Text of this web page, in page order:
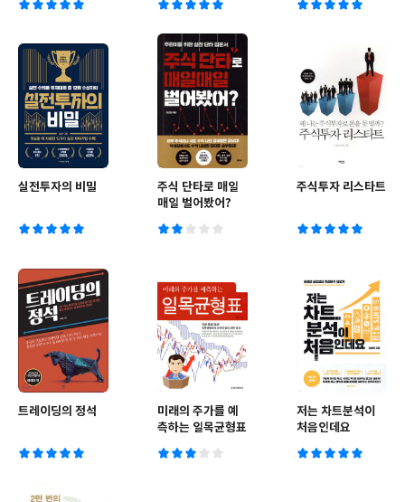
실전투자의 비밀
주식 단타로 매일
매일 벌어봤어?
주식투자 리스타트
트레이딩의 정석
미래의 주가를 예
측하는 일목균형표
저는 차트분석이
처음인데요